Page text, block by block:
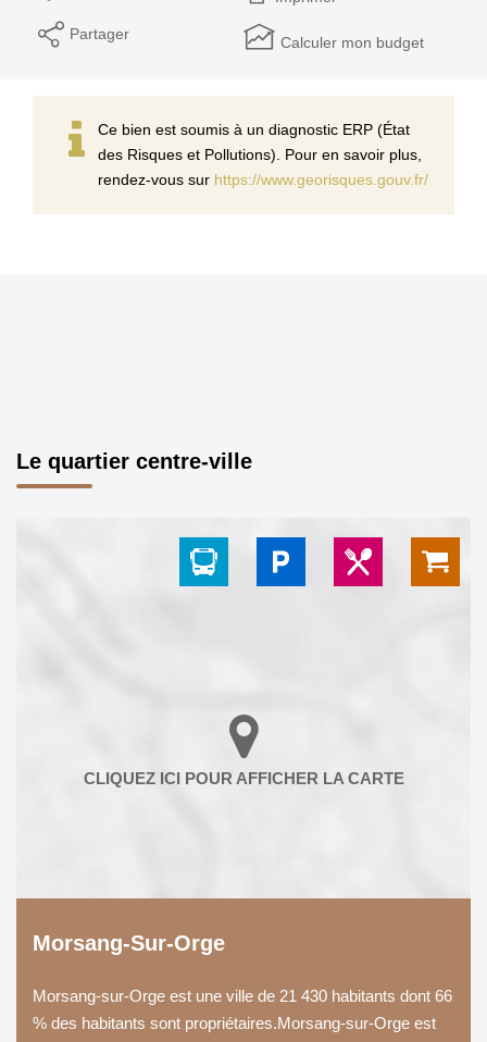
Partager Calculer mon budget
Ce bien est soumis à un diagnostic ERP (État
des Risques et Pollutions). Pour en savoir plus,
rendez-vous sur https://www.georisques.gouv.fr/
Le quartier centre-ville
Morsang-Sur-Orge
Morsang-sur-Orge est une ville de 21 430 habitants dont 66
% des habitants sont propriétaires.Morsang-sur-Orge est